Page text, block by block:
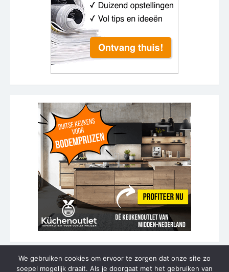
We gebruiken cookies om ervoor te zorgen dat onze site zo
soepel mogelijk draait. Als je doorgaat met het gebruiken van